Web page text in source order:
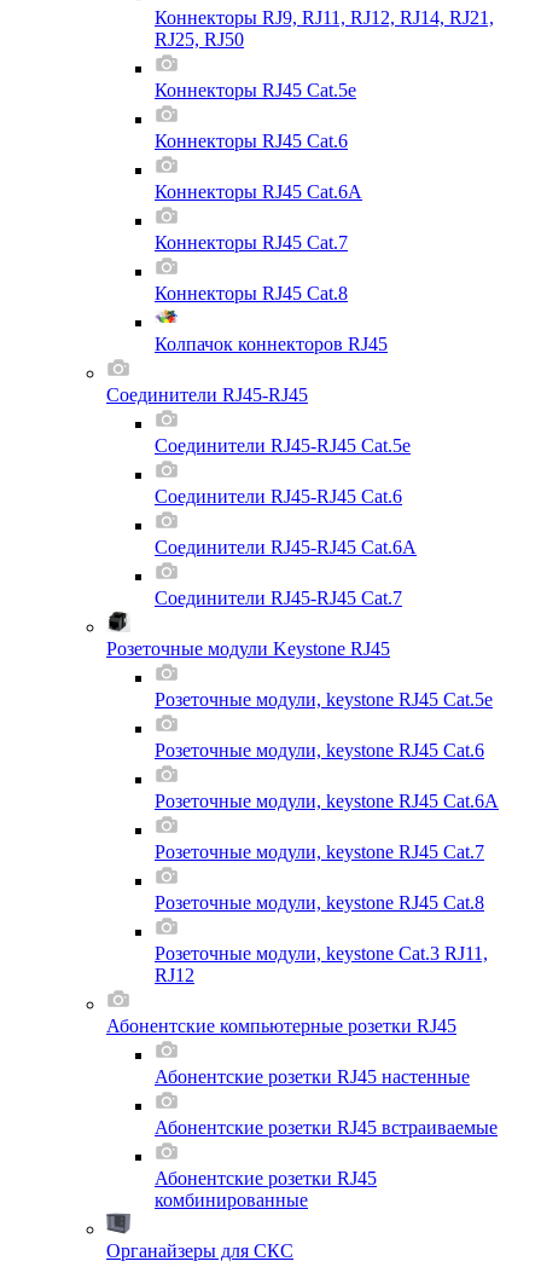
Коннекторы RJ9, RJ11, RJ12, RJ14, RJ21,
RJ25, RJ50
Коннекторы RJ45 Cat.5e
Коннекторы RJ45 Cat.6
Коннекторы RJ45 Cat.6A
Коннекторы RJ45 Cat.7
Коннекторы RJ45 Cat.8
Колпачок коннекторов RJ45
Соединители RJ45-RJ45
Соединители RJ45-RJ45 Cat.5e
Соединители RJ45-RJ45 Cat.6
Соединители RJ45-RJ45 Cat.6A
Соединители RJ45-RJ45 Cat.7
Розеточные модули Keystone RJ45
Розеточные модули, keystone RJ45 Cat.5e
Розеточные модули, keystone RJ45 Cat.6
Розеточные модули, keystone RJ45 Cat.6A
Розеточные модули, keystone RJ45 Cat.7
Розеточные модули, keystone RJ45 Cat.8
Розеточные модули, keystone Cat.3 RJ11,
RJ12
Абонентские компьютерные розетки RJ45
Абонентские розетки RJ45 настенные
Абонентские розетки RJ45 встраиваемые
Абонентские розетки RJ45
комбинированные
Органайзеры для СКС